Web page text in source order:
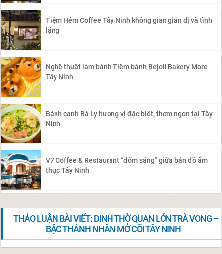
Tiệm Hẻm Coffee Tây Ninh không gian giản dị và tĩnh
lặng
Nghệ thuật làm bánh Tiệm bánh Bejoli Bakery More
Tây Ninh
Bánh canh Bà Ly hương vị đặc biệt, thơm ngon tại Tây
Ninh
V7 Coffee & Restaurant “đốm sáng” giữa bản đồ ẩm
thực Tây Ninh
THẢO LUẬN BÀI VIẾT: DINH THỜ QUAN LỚN TRÀ VONG –
BẬC THÁNH NHÂN MỞ CÕI TÂY NINH